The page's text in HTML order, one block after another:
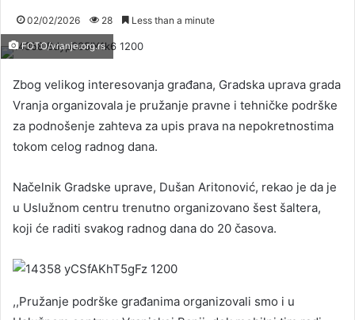
02/02/2026 28 Less than a minute
FOTO/vranje.org.rs
Zbog velikog interesovanja građana, Gradska uprava grada
Vranja organizovala je pružanje pravne i tehničke podrške
za podnošenje zahteva za upis prava na nepokretnostima
tokom celog radnog dana.
Načelnik Gradske uprave, Dušan Aritonović, rekao je da je
u Uslužnom centru trenutno organizovano šest šaltera,
koji će raditi svakog radnog dana do 20 časova.
,,Pružanje podrške građanima organizovali smo i u